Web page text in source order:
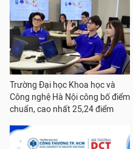
Trường Đại học Khoa học và
Công nghệ Hà Nội công bố điểm
chuẩn, cao nhất 25,24 điểm